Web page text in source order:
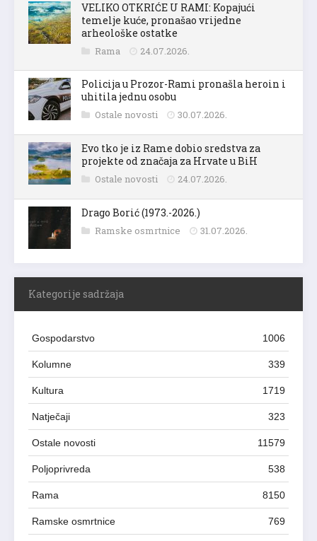
VELIKO OTKRIĆE U RAMI: Kopajući
temelje kuće, pronašao vrijedne
arheološke ostatke
Rama 24.07.2026.
Policija u Prozor-Rami pronašla heroin i
uhitila jednu osobu
Ostale novosti 30.07.2026.
Evo tko je iz Rame dobio sredstva za
projekte od značaja za Hrvate u BiH
Ostale novosti 24.07.2026.
Drago Borić (1973.-2026.)
Ramske osmrtnice 31.07.2026.
Kategorije sadržaja
Gospodarstvo 1006
Kolumne 339
Kultura 1719
Natječaji 323
Ostale novosti 11579
Poljoprivreda 538
Rama 8150
Ramske osmrtnice 769